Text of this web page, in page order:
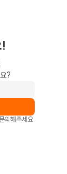
?
의해주세요.